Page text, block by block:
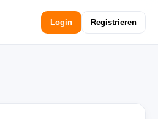
Login Registrieren